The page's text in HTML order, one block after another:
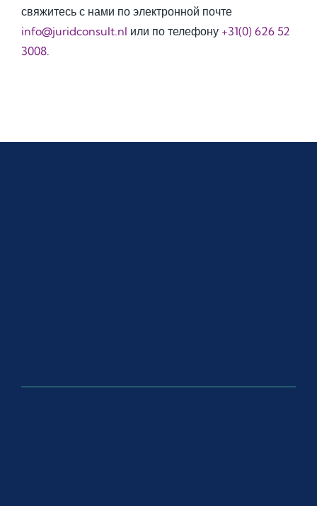
свяжитесь с нами по электронной почте
info@juridconsult.nl или по телефону +31(0) 626 52
3008.